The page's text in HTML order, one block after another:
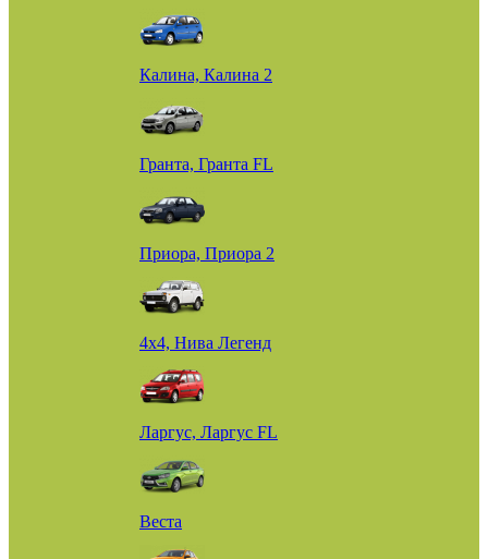
Калина, Калина 2
Гранта, Гранта FL
Приора, Приора 2
4х4, Нива Легенд
Ларгус, Ларгус FL
Веста